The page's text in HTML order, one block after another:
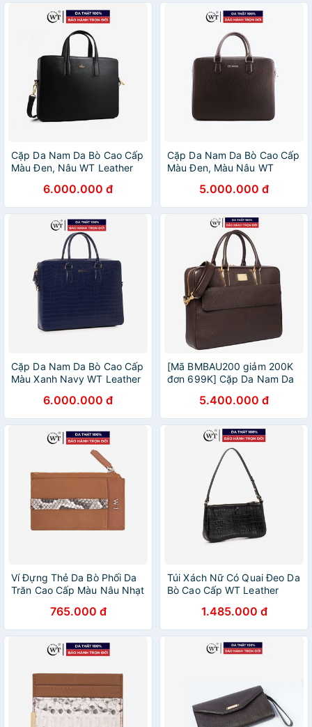
Cặp Da Nam Da Bò Cao Cấp
Màu Đen, Nâu WT Leather
6.000.000 đ
Cặp Da Nam Da Bò Cao Cấp
Màu Đen, Màu Nâu WT
5.000.000 đ
Cặp Da Nam Da Bò Cao Cấp
Màu Xanh Navy WT Leather
6.000.000 đ
[Mã BMBAU200 giảm 200K
đơn 699K] Cặp Da Nam Da
Nâu WT Leather 0831.1,
0831.2
5.400.000 đ
Ví Đựng Thẻ Da Bò Phối Da
Trăn Cao Cấp Màu Nâu Nhạt
Leather 020079111,
020079102, 020079133
765.000 đ
Túi Xách Nữ Có Quai Đeo Da
Bò Cao Cấp WT Leather
050240003, 050240007,
050240009
1.485.000 đ